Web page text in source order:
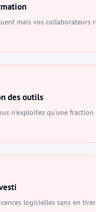
mais vos collaborateurs
des outils
n'exploitez qu'une fraction du
logicielles sans en tirer le